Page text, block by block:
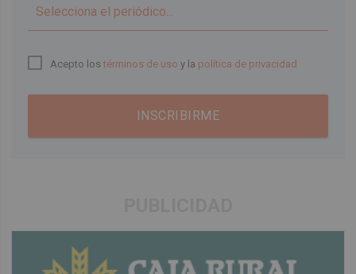
Acepto lostérminos de uso y la política de privacidad
INSCRIBIRME